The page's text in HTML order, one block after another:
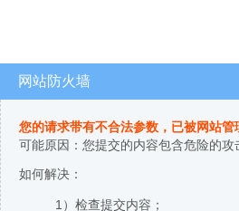
网站防火墙
您的请求带有不合法参数，已被网站管
可能原因：您提交的内容包含危险的攻
如何解决：
1）检查提交内容；